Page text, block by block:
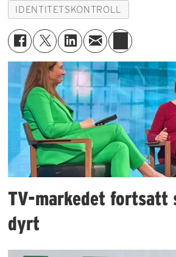
IDENTITETSKONTROLL
TV-markedet fortsatt
dyrt